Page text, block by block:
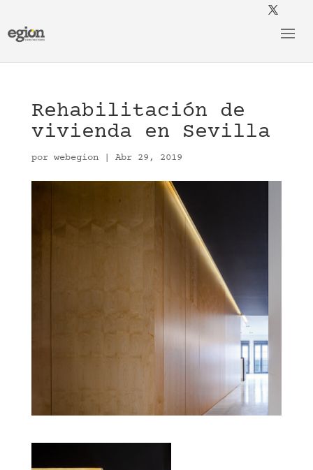
Rehabilitación de
vivienda en Sevilla
por webegion| Abr 29, 2019